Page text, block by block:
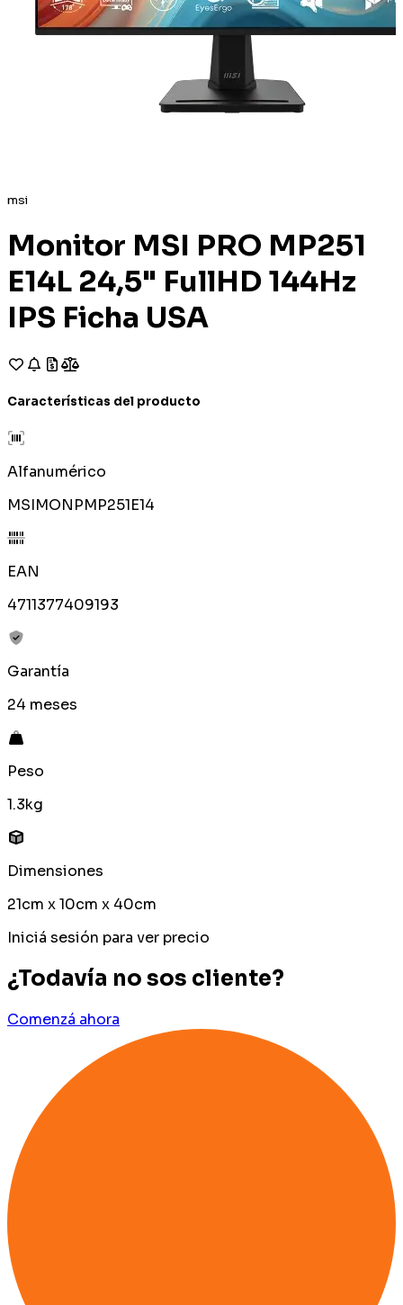
msi
Monitor MSI PRO MP251
E14L 24,5" FullHD 144Hz
IPS Ficha USA
Características del producto
Alfanumérico
MSIMONPMP251E14
EAN
4711377409193
Garantía
24 meses
Peso
1.3kg
Dimensiones
21cm x 10cm x 40cm
Iniciá sesión para ver precio
¿Todavía no sos cliente?
Comenzá ahora